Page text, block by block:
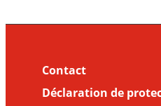
Contact
Déclaration de